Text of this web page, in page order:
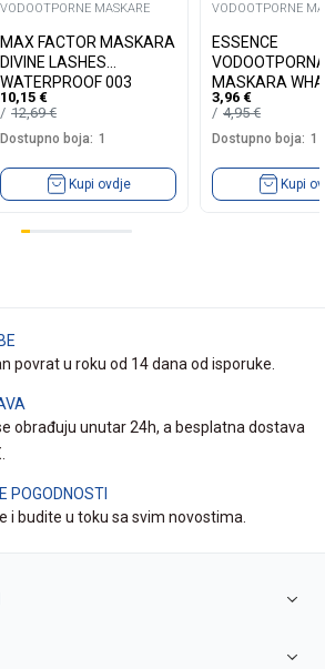
VODOOTPORNE MASKARE
MAX FACTOR MASKARA
DIVINE LASHES
WATERPROOF 003
10,15 €
12,69€
Dostupno boja: 1
Kupi ovdje
VODOOTPORNE
ESSENCE
MASKARA
LENGTH! 02
3,96 €
4,95€
Dostupno boja: 1
Kupi
povrat u roku od 14 dana od isporuke.
obrađuju unutar 24h, a besplatna dostava
POGODNOSTI
i budite u toku sa svim novostima.